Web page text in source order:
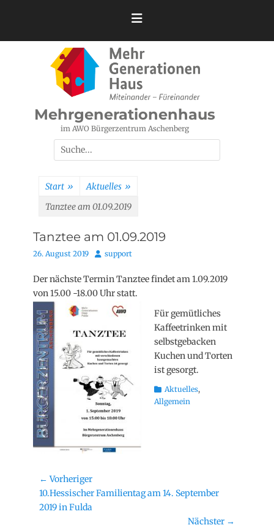
Mehrgenerationenhaus
im AWO Bürgerzentrum Aschenberg
Suchen
nach:
Start » Aktuelles »
Tanztee am 01.09.2019
Tanztee am 01.09.2019
Posted
26. August 2019 Autorsupport
Der nächste Termin Tanztee findet am 1.09.2019
von 15.00 -18.00 Uhr statt.
Für gemütliches
Kaffeetrinken mit
selbstgebacken
Kuchen und Torten
ist gesorgt.
Kategorien
Aktuelles,
Allgemein
Beitragsnavigation
← Vorheriger
Vorheriger
Beitrag:
10.Hessischer Familientag am 14. September
2019 in Fulda
Nächster →